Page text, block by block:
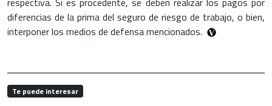
diferencias de la prima del seguro de riesgo de trabajo, o bien,
interponer los medios de defensa mencionados.
Te puede interesar